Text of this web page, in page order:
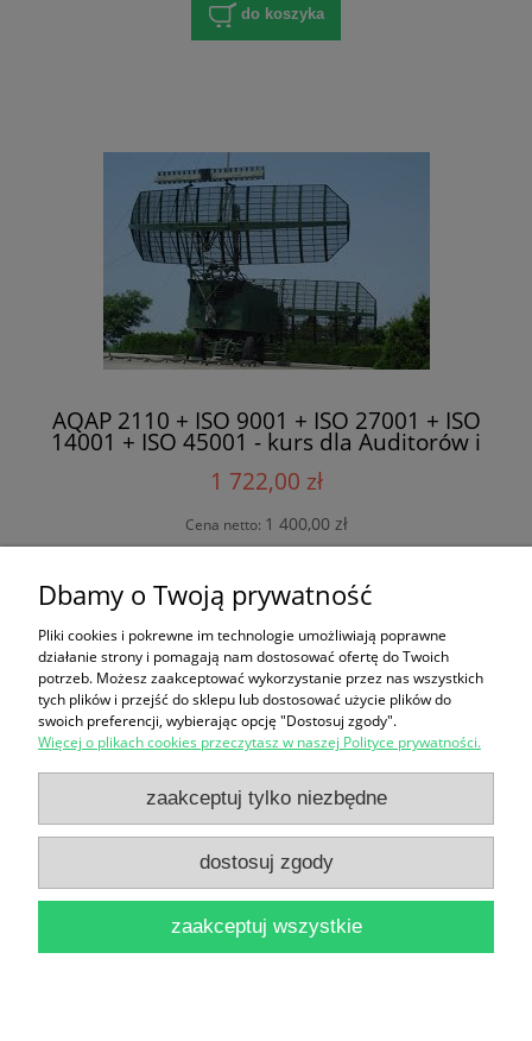
do koszyka
AQAP 2110 + ISO 9001 + ISO 27001 + ISO
14001 + ISO 45001 - kurs dla Auditorów i
1 722,00 zł
Cena netto: 1 400,00 zł
do koszyka
FORMULARZ ZGŁOSZENIA
Zakupy
Pomoc
Moje konto
Informacje
Dbamy o Twoją prywatność
Pliki cookies i pokrewne im technologie umożliwiają poprawne
działanie strony i pomagają nam dostosować ofertę do Twoich
potrzeb. Możesz zaakceptować wykorzystanie przez nas wszystkich
tych plików i przejść do sklepu lub dostosować użycie plików do
swoich preferencji, wybierając opcję "Dostosuj zgody".
Więcej o plikach cookies przeczytasz w naszej Polityce prywatności.
zaakceptuj tylko niezbędne
dostosuj zgody
zaakceptuj wszystkie